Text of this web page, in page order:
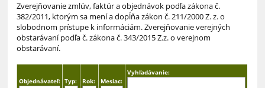
Zverejňovanie zmlúv, faktúr a objednávok podľa zákona č.
382/2011, ktorým sa mení a dopĺňa zákon č. 211/2000 Z. z. o
slobodnom prístupe k informáciám. Zverejňovanie verejných
obstarávaní podľa č. zákona č. 343/2015 Z.z. o verejnom
obstarávaní.
Objednávateľ: Typ: Rok: Mesiac:
Vyhľadávanie: